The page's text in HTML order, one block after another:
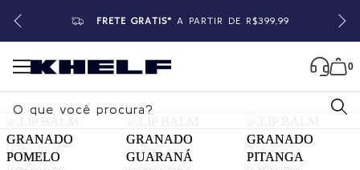
FRETE GRÁTIS* A PARTIR DE R$399,99
0
B